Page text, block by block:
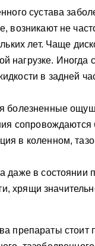
сустава
возникают не
лет. Чаще
нагрузке. Иногда
в задней
болезненные
сопровождаются
в коленном,
даже в состоянии
хрящи
препараты стоит